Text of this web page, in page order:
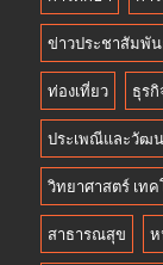
ข่าวประชาสัมพั
ท่องเที่ยว ธุรกิ
ประเพณีและวัฒ
วิทยาศาสตร์ เท
สาธารณสุข